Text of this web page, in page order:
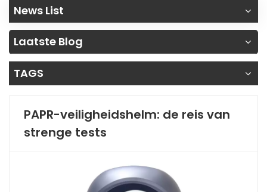
News List
Laatste Blog
TAGS
PAPR-veiligheidshelm: de reis van
strenge tests